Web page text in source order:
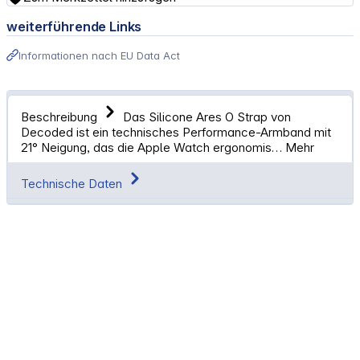
weiterführende Links
Informationen nach EU Data Act
Beschreibung
Das Silicone Ares O Strap von
Decoded ist ein technisches Performance-Armband mit
21° Neigung, das die Apple Watch ergonomis… Mehr
Technische Daten